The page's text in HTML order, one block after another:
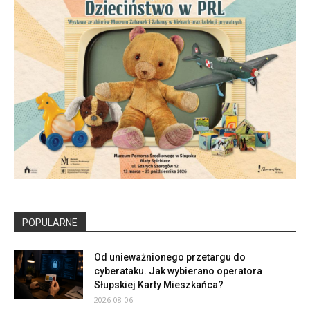
POPULARNE
Od unieważnionego przetargu do
cyberataku. Jak wybierano operatora
Słupskiej Karty Mieszkańca?
2026-08-06